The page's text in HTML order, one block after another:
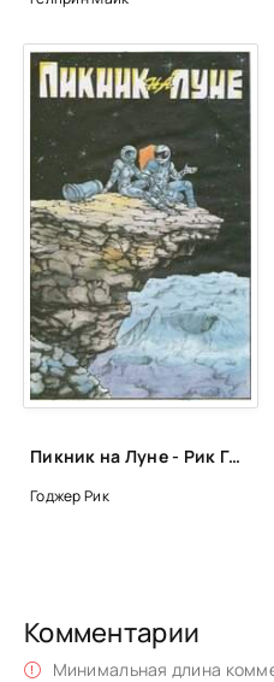
Пикник на Луне - Рик Годжер
Годжер Рик
Комментарии
Минимальная длина